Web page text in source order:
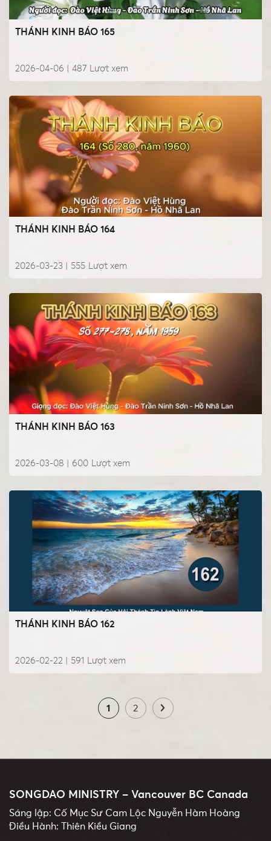
THÁNH KINH BÁO 165
2026-04-06 | Lượt xem
487
THÁNH KINH BÁO 164
2026-03-23 | Lượt xem
555
THÁNH KINH BÁO 163
2026-03-08 | Lượt xem
600
THÁNH KINH BÁO 162
2026-02-22 | Lượt xem
591
1 2
SONGDAO MINISTRY – Vancouver BC Canada
Sáng lập: Cố Mục Sư Cam Lộc Nguyễn Hàm Hoàng
Điều Hành: Thiên Kiều Giang